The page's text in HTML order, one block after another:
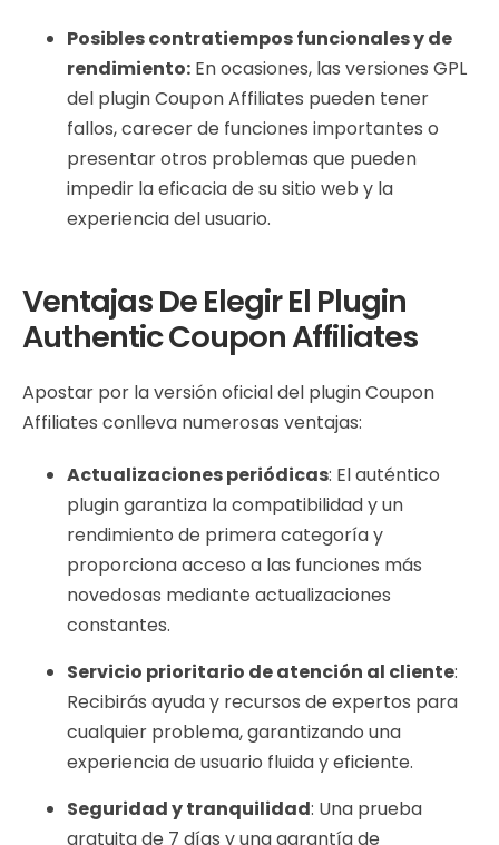
Posibles contratiempos funcionales y de
rendimiento: En ocasiones, las versiones GPL
del plugin Coupon Affiliates pueden tener
fallos, carecer de funciones importantes o
presentar otros problemas que pueden
impedir la eficacia de su sitio web y la
experiencia del usuario.
Ventajas De Elegir El Plugin
Authentic Coupon Affiliates
Apostar por la versión oficial del plugin Coupon
Affiliates conlleva numerosas ventajas:
Actualizaciones periódicas: El auténtico
plugin garantiza la compatibilidad y un
rendimiento de primera categoría y
proporciona acceso a las funciones más
novedosas mediante actualizaciones
constantes.
Servicio prioritario de atención al cliente:
Recibirás ayuda y recursos de expertos para
cualquier problema, garantizando una
experiencia de usuario fluida y eficiente.
Seguridad y tranquilidad: Una prueba
gratuita de 7 días y una garantía de